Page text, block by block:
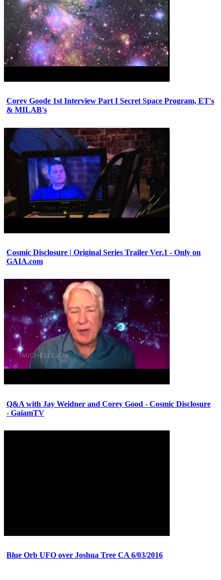
Corey Goode 1st Interview Part I Secret Space Program, ET's
& MILAB's
Cosmic Disclosure | Original Series Trailer Ver.1 - Only on
GAIA.com
Q&A with Jay Weidner and Corey Good - Cosmic Disclosure
- GaiamTV
Blue Orb UFO over Joshua Tree CA 6/03/2016